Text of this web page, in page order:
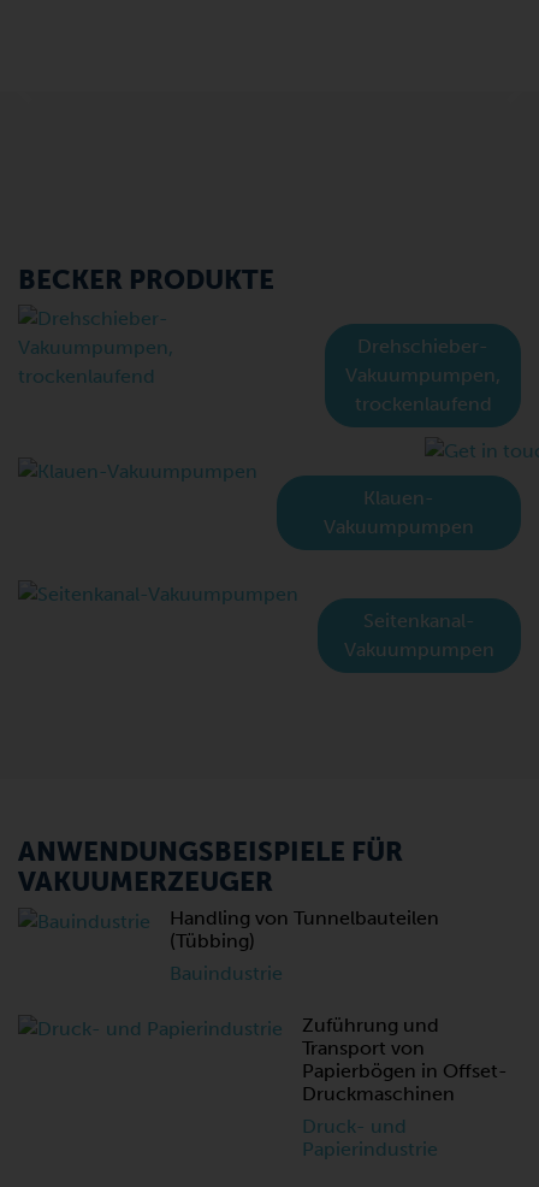
BECKER PRODUKTE
Drehschieber-
Vakuumpumpen,
trockenlaufend
Klauen-
Vakuumpumpen
Seitenkanal-
Vakuumpumpen
ANWENDUNGSBEISPIELE FÜR
VAKUUMERZEUGER
Handling von Tunnelbauteilen
(Tübbing)
Bauindustrie
Zuführung und
Transport von
Papierbögen in Offset-
Druckmaschinen
Druck- und
Papierindustrie